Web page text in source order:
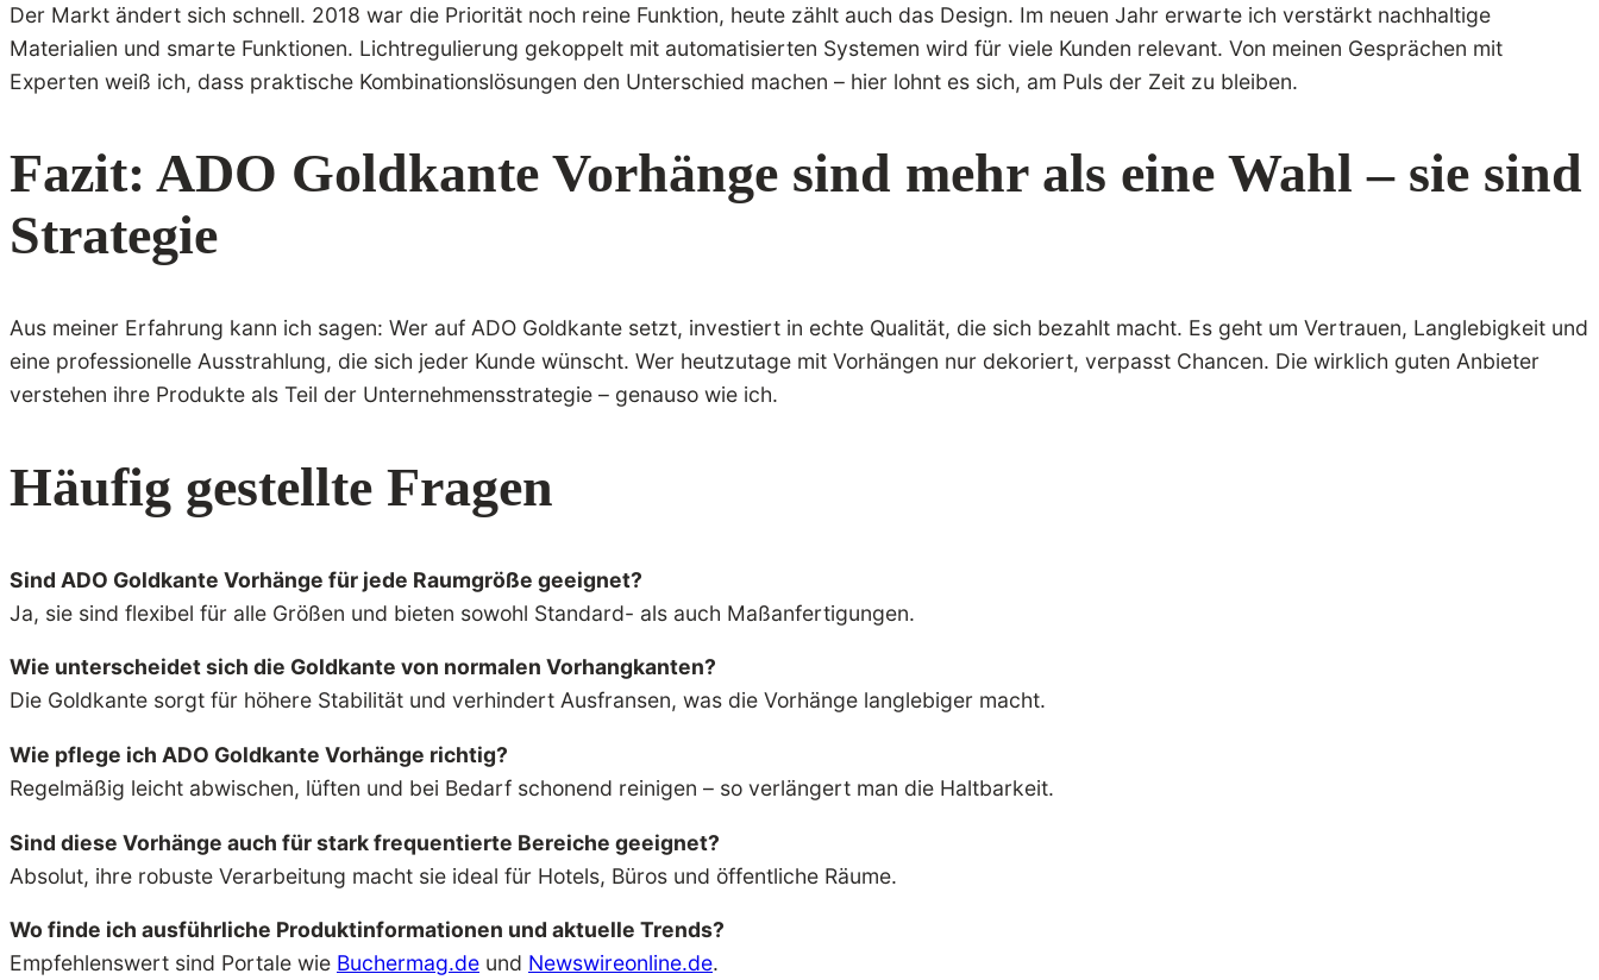
Der Markt ändert sich schnell. 2018 war die Priorität noch reine Funktion, heute zählt auch das Design. Im neuen Jahr erwarte ich verstärkt nachhaltige
Materialien und smarte Funktionen. Lichtregulierung gekoppelt mit automatisierten Systemen wird für viele Kunden relevant. Von meinen Gesprächen mit
Experten weiß ich, dass praktische Kombinationslösungen den Unterschied machen – hier lohnt es sich, am Puls der Zeit zu bleiben.
Fazit: ADO Goldkante Vorhänge sind mehr als eine Wahl – sie sind
Strategie
Aus meiner Erfahrung kann ich sagen: Wer auf ADO Goldkante setzt, investiert in echte Qualität, die sich bezahlt macht. Es geht um Vertrauen, Langlebigkeit und
eine professionelle Ausstrahlung, die sich jeder Kunde wünscht. Wer heutzutage mit Vorhängen nur dekoriert, verpasst Chancen. Die wirklich guten Anbieter
verstehen ihre Produkte als Teil der Unternehmensstrategie – genauso wie ich.
Häufig gestellte Fragen
Sind ADO Goldkante Vorhänge für jede Raumgröße geeignet?
Ja, sie sind flexibel für alle Größen und bieten sowohl Standard- als auch Maßanfertigungen.
Wie unterscheidet sich die Goldkante von normalen Vorhangkanten?
Die Goldkante sorgt für höhere Stabilität und verhindert Ausfransen, was die Vorhänge langlebiger macht.
Wie pflege ich ADO Goldkante Vorhänge richtig?
Regelmäßig leicht abwischen, lüften und bei Bedarf schonend reinigen – so verlängert man die Haltbarkeit.
Sind diese Vorhänge auch für stark frequentierte Bereiche geeignet?
Absolut, ihre robuste Verarbeitung macht sie ideal für Hotels, Büros und öffentliche Räume.
Wo finde ich ausführliche Produktinformationen und aktuelle Trends?
Empfehlenswert sind Portale wie Buchermag.de und Newswireonline.de.